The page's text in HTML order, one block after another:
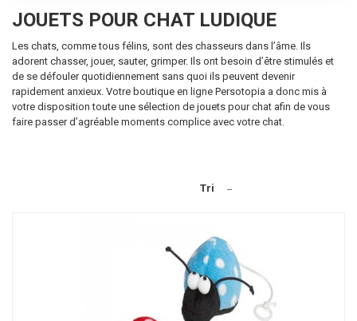
JOUETS POUR CHAT LUDIQUE
Les chats, comme tous félins, sont des chasseurs dans l’âme. Ils
adorent chasser, jouer, sauter, grimper. Ils ont besoin d’être stimulés et
de se défouler quotidiennement sans quoi ils peuvent devenir
rapidement anxieux. Votre boutique en ligne Persotopia a donc mis à
votre disposition toute une sélection de jouets pour chat afin de vous
faire passer d’agréable moments complice avec votre chat.
Tri --